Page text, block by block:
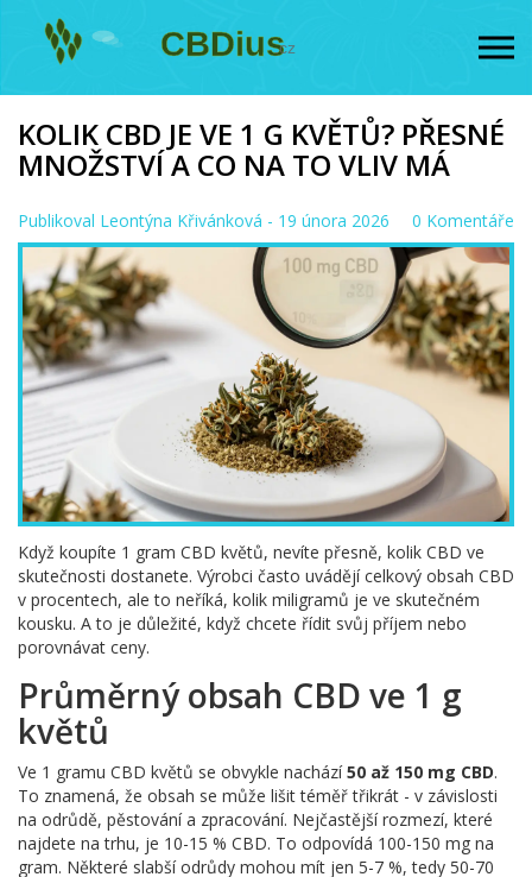
KOLIK CBD JE VE 1 G KVĚTŮ? PŘESNÉ
MNOŽSTVÍ A CO NA TO VLIV MÁ
Publikoval Leontýna Křivánková - 19 února 2026 0 Komentáře
Když koupíte 1 gram CBD květů, nevíte přesně, kolik CBD ve
skutečnosti dostanete. Výrobci často uvádějí celkový obsah CBD
v procentech, ale to neříká, kolik miligramů je ve skutečném
kousku. A to je důležité, když chcete řídit svůj příjem nebo
porovnávat ceny.
Průměrný obsah CBD ve 1 g
květů
Ve 1 gramu CBD květů se obvykle nachází50 až 150 mg CBD.
To znamená, že obsah se může lišit téměř třikrát - v závislosti
na odrůdě, pěstování a zpracování. Nejčastější rozmezí, které
najdete na trhu, je 10-15 % CBD. To odpovídá 100-150 mg na
gram. Některé slabší odrůdy mohou mít jen 5-7 %, tedy 50-70